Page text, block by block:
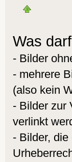
Was
- Bilder
- mehrere
(also kein
- Bilder zur
verlinkt
- Bilder,